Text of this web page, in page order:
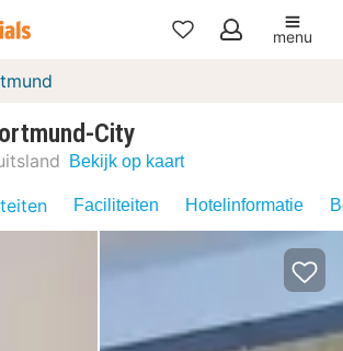
Mijn
menu
City
Bekijk op kaart
Faciliteiten Hotelinformatie